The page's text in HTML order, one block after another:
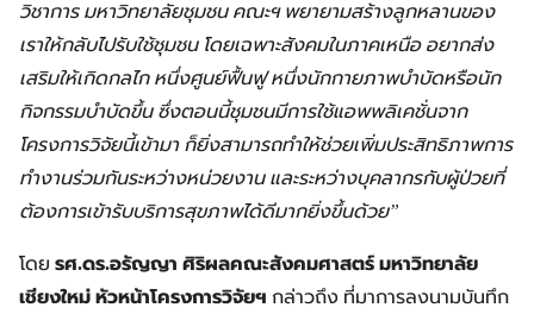
วิชาการ มหาวิทยาลัยชุมชน คณะฯ พยายามสร้างลูกหลานของ
เราให้กลับไปรับใช้ชุมชน โดยเฉพาะสังคมในภาคเหนือ อยากส่ง
เสริมให้เกิดกลไก หนึ่งศูนย์ฟื้นฟู หนึ่งนักกายภาพบำบัดหรือนัก
กิจกรรมบำบัดขึ้น ซึ่งตอนนี้ชุมชนมีการใช้แอพพลิเคชั่นจาก
โครงการวิจัยนี้เข้ามา ก็ยิ่งสามารถทำให้ช่วยเพิ่มประสิทธิภาพการ
ทำงานร่วมกันระหว่างหน่วยงาน และระหว่างบุคลากรกับผู้ป่วยที่
ต้องการเข้ารับบริการสุขภาพได้ดีมากยิ่งขึ้นด้วย”
โดย รศ.ดร.อรัญญา ศิริผลคณะสังคมศาสตร์ มหาวิทยาลัย
เชียงใหม่ หัวหน้าโครงการวิจัยฯ กล่าวถึง ที่มาการลงนามบันทึก